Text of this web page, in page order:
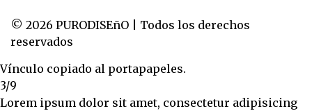
© 2026 PURODISEñO | Todos los derechos
reservados
Vínculo copiado al portapapeles.
3/9
Lorem ipsum dolor sit amet, consectetur adipisicing